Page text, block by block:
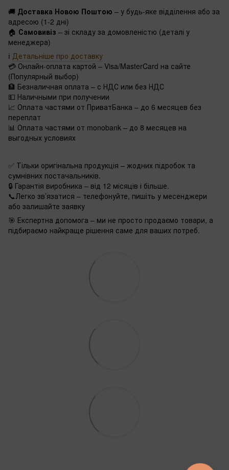
🚚 Доставка Новою Поштою – у будь-яке відділення або за
адресою (1-2 дні)
🏠 Самовивіз – зі складу за домовленістю (деталі у
менеджера)
ℹ️ Детальніше про доставку
💳 Онлайн-оплата картой – Visa/MasterCard на сайте
(Популярный выбор)
🏦 Безналичная оплата – с НДС или без НДС
💵 Наличными при получении
📈 Оплата частями от ПриватБанка – до 6 месяцев без
переплат
📊 Оплата частями от monobank – до 8 месяцев на
выгодных условиях
✅ Тільки оригінальна продукція – жодних підробок та
сумнівних постачальників.
🔒 Гарантія виробника – від 12 місяців і більше.
📞Легко зв’язатися – телефонуйте, пишіть у месенджери
або залишайте заявку
🎯 Експертна допомога – ми не просто продаємо товари, а
підбираємо найкраще рішення саме для ваших потреб.